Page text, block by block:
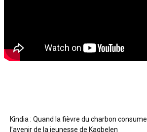
Kindia : Quand la fièvre du charbon consume
l’avenir de la jeunesse de Kagbelen